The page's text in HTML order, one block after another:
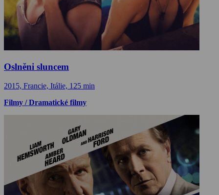
Oslněni sluncem
2015, Francie, Itálie, 125 min
Filmy / Dramatické filmy